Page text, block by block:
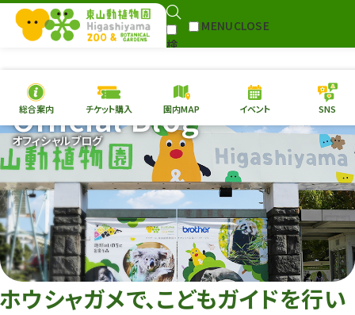
検
MENUCLOSE
本日の開園情報 チケ
園内MAP イベント
総合案内
動物園 植物園
再生プラン
東山動植物園
への支援
環境教育
総合案内 チケット購入 園内MAP イベント SNS
オフィシャルブログ
Official Blog
ホウシャガメで、こどもガイドを行い